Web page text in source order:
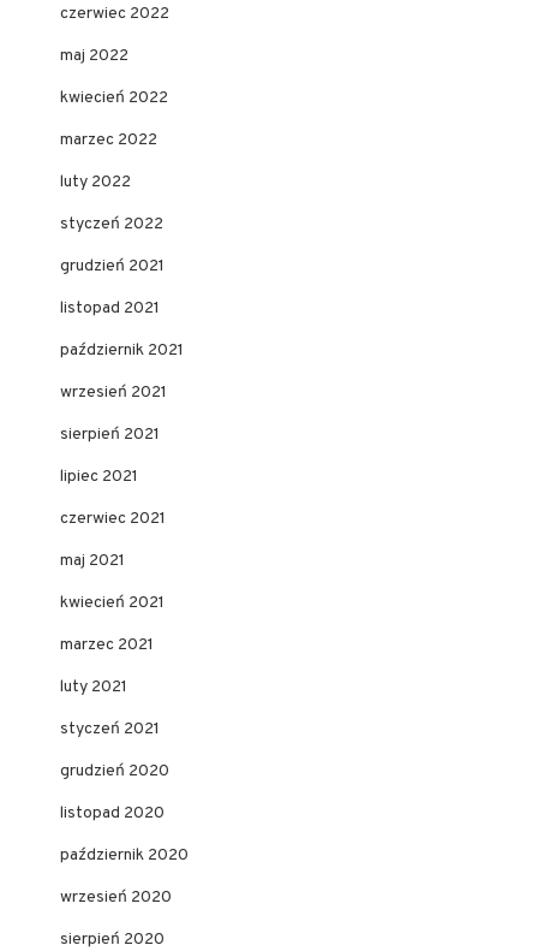
czerwiec 2022
maj 2022
kwiecień 2022
marzec 2022
luty 2022
styczeń 2022
grudzień 2021
listopad 2021
październik 2021
wrzesień 2021
sierpień 2021
lipiec 2021
czerwiec 2021
maj 2021
kwiecień 2021
marzec 2021
luty 2021
styczeń 2021
grudzień 2020
listopad 2020
październik 2020
wrzesień 2020
sierpień 2020